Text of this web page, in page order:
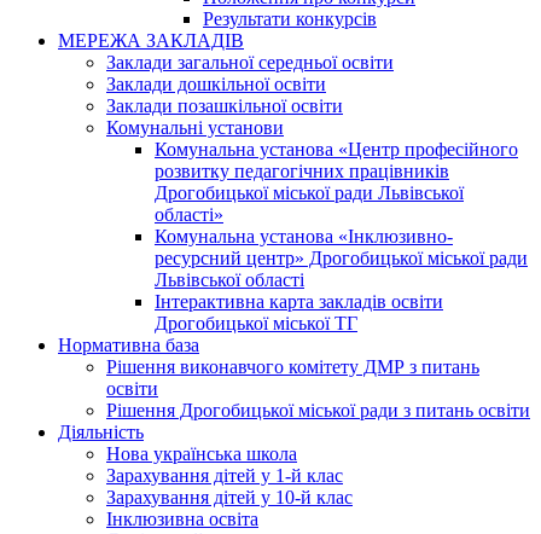
Результати конкурсів
МЕРЕЖА ЗАКЛАДІВ
Заклади загальної середньої освіти
Заклади дошкільної освіти
Заклади позашкільної освіти
Комунальні установи
Комунальна установа «Центр професійного
розвитку педагогічних працівників
Дрогобицької міської ради Львівської
області»
Комунальна установа «Інклюзивно-
ресурсний центр» Дрогобицької міської ради
Львівської області
Інтерактивна карта закладів освіти
Дрогобицької міської ТГ
Нормативна база
Рішення виконавчого комітету ДМР з питань
освіти
Рішення Дрогобицької міської ради з питань освіти
Діяльність
Нова українська школа
Зарахування дітей у 1-й клас
Зарахування дітей у 10-й клас
Інклюзивна освіта